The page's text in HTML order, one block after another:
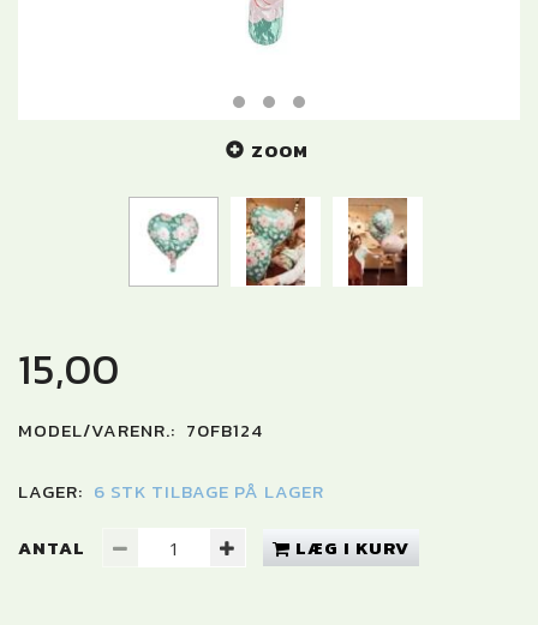
ZOOM
15,00
MODEL/VARENR.: 70FB124
LAGER: 6 STK TILBAGE PÅ LAGER
ANTAL LÆG I KURV